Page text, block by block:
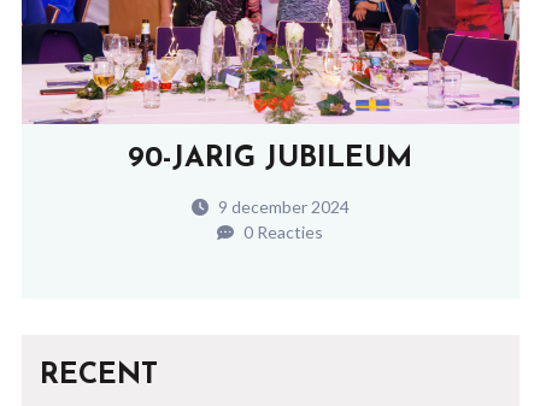
90-JARIG JUBILEUM
9 december 2024
0 Reacties
RECENT